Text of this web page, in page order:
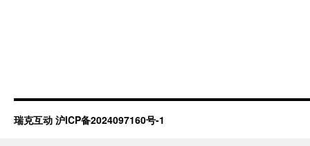
瑞克互动 沪ICP备2024097160号-1